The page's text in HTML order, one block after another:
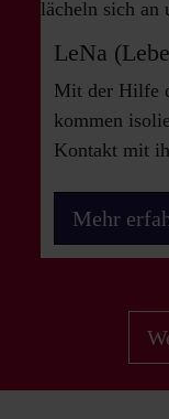
LeNa
Mit der Hilfe
kommen
Kontakt mit
Mehr